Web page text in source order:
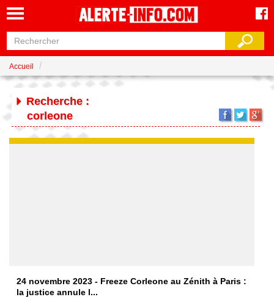
Accueil
Recherche :
corleone
24 novembre 2023 - Freeze Corleone au Zénith à Paris :
la justice annule l...